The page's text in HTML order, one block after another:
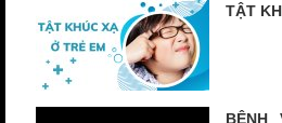
TẬT
BỆNH